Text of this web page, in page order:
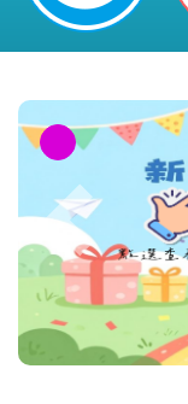
教育